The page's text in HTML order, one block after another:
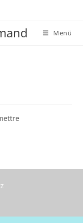
Menü